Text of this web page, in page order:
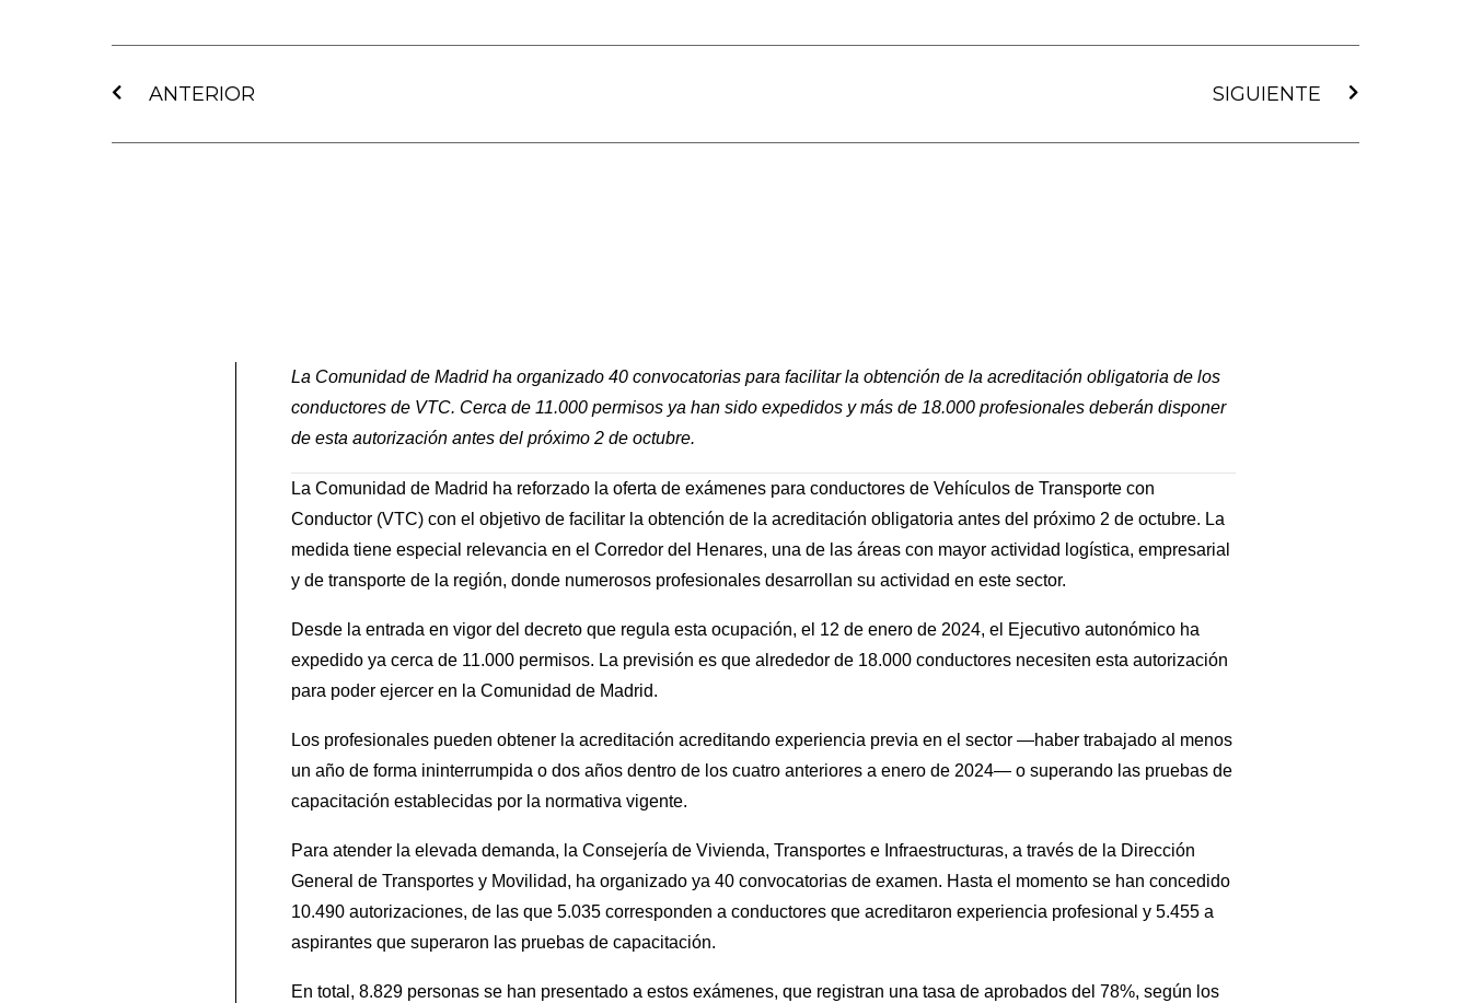
ANTERIOR SIGUIENTE
La Comunidad de Madrid ha organizado 40 convocatorias para facilitar la obtención de la acreditación obligatoria de los
conductores de VTC. Cerca de 11.000 permisos ya han sido expedidos y más de 18.000 profesionales deberán disponer
de esta autorización antes del próximo 2 de octubre.
La Comunidad de Madrid ha reforzado la oferta de exámenes para conductores de Vehículos de Transporte con
Conductor (VTC) con el objetivo de facilitar la obtención de la acreditación obligatoria antes del próximo 2 de octubre. La
medida tiene especial relevancia en el Corredor del Henares, una de las áreas con mayor actividad logística, empresarial
y de transporte de la región, donde numerosos profesionales desarrollan su actividad en este sector.
Desde la entrada en vigor del decreto que regula esta ocupación, el 12 de enero de 2024, el Ejecutivo autonómico ha
expedido ya cerca de 11.000 permisos. La previsión es que alrededor de 18.000 conductores necesiten esta autorización
para poder ejercer en la Comunidad de Madrid.
Los profesionales pueden obtener la acreditación acreditando experiencia previa en el sector —haber trabajado al menos
un año de forma ininterrumpida o dos años dentro de los cuatro anteriores a enero de 2024— o superando las pruebas de
capacitación establecidas por la normativa vigente.
Para atender la elevada demanda, la Consejería de Vivienda, Transportes e Infraestructuras, a través de la Dirección
General de Transportes y Movilidad, ha organizado ya 40 convocatorias de examen. Hasta el momento se han concedido
10.490 autorizaciones, de las que 5.035 corresponden a conductores que acreditaron experiencia profesional y 5.455 a
aspirantes que superaron las pruebas de capacitación.
En total, 8.829 personas se han presentado a estos exámenes, que registran una tasa de aprobados del 78%, según los